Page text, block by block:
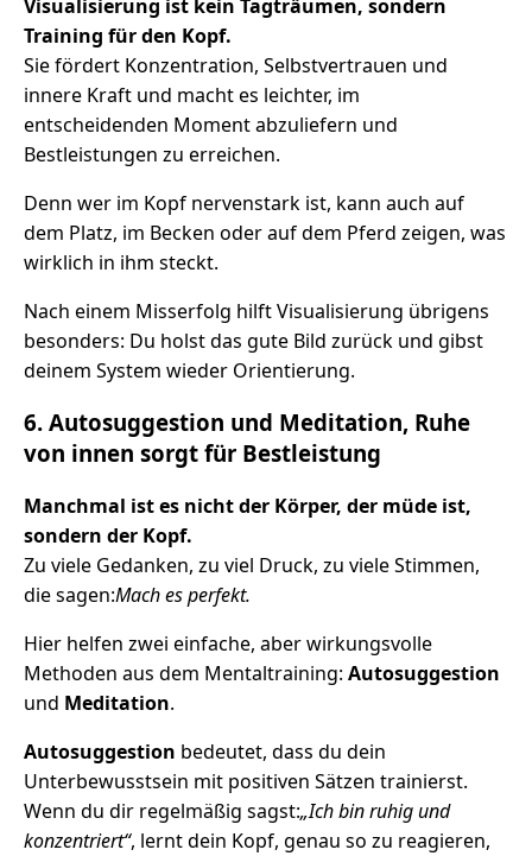
Visualisierung ist kein Tagträumen, sondern
Training für den Kopf.
Sie fördert Konzentration, Selbstvertrauen und
innere Kraft und macht es leichter, im
entscheidenden Moment abzuliefern und
Bestleistungen zu erreichen.
Denn wer im Kopf nervenstark ist, kann auch auf
dem Platz, im Becken oder auf dem Pferd zeigen, was
wirklich in ihm steckt.
Nach einem Misserfolg hilft Visualisierung übrigens
besonders: Du holst das gute Bild zurück und gibst
deinem System wieder Orientierung.
6. Autosuggestion und Meditation, Ruhe
von innen sorgt für Bestleistung
Manchmal ist es nicht der Körper, der müde ist,
sondern der Kopf.
Zu viele Gedanken, zu viel Druck, zu viele Stimmen,
die sagen:Mach es perfekt.
Hier helfen zwei einfache, aber wirkungsvolle
Methoden aus dem Mentaltraining: Autosuggestion
und Meditation.
Autosuggestion bedeutet, dass du dein
Unterbewusstsein mit positiven Sätzen trainierst.
Wenn du dir regelmäßig sagst:„Ich bin ruhig und
konzentriert“, lernt dein Kopf, genau so zu reagieren,